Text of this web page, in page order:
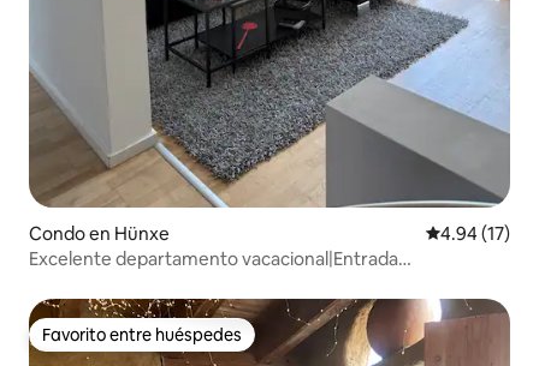
Condo en Hünxe Calificación
4.94 (17)
Excelente departamento vacacional|Entrada
Favorito entre huéspedes
Favorito entre huéspedes